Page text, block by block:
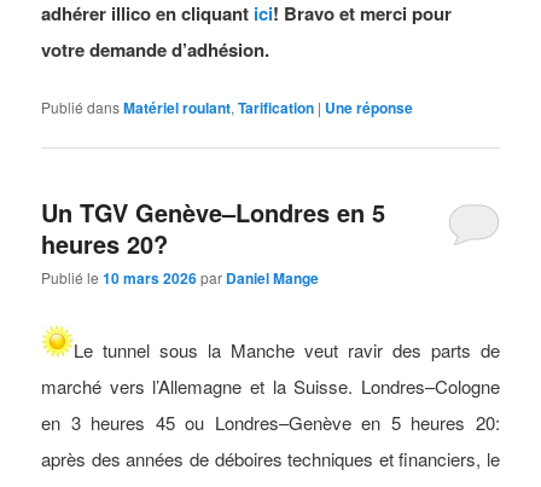
adhérer illico en cliquant ici! Bravo et merci pour
votre demande d’adhésion.
Publié dansMatériel roulant,Tarification | Uneréponse
Un TGV Genève–Londres en 5
heures 20?
Publié le10 mars 2026par Daniel Mange
Le tunnel sous la Manche veut ravir des parts de
marché vers l’Allemagne et la Suisse. Londres–Cologne
en 3 heures 45 ou Londres–Genève en 5 heures 20:
après des années de déboires techniques et financiers, le